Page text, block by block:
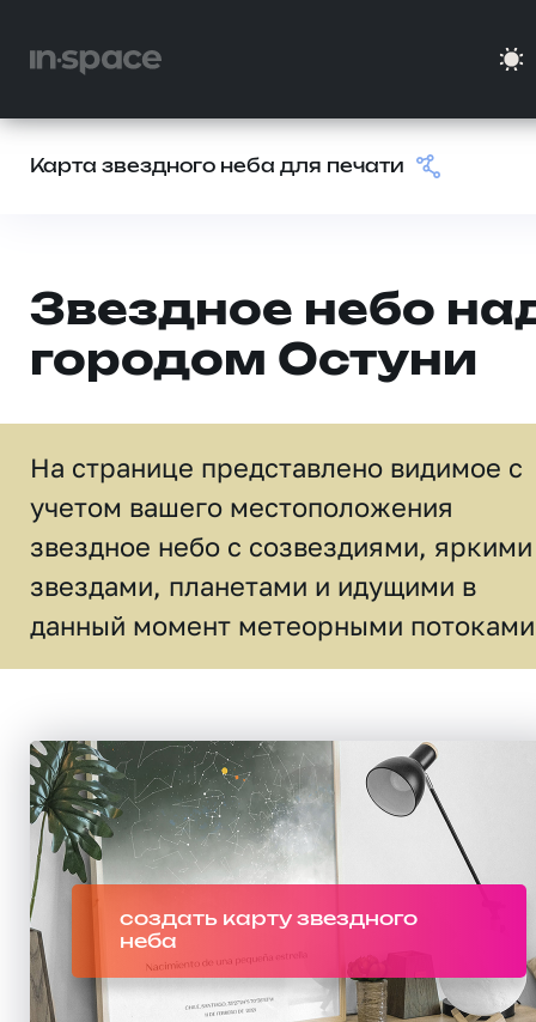
Карта звездного неба для печати
Звездное небо
городом Остуни
На странице представлено видимое c
учетом вашего местоположения
звездное небо c созвездиями, яркими
звездами, планетами и идущими в
данный момент метеорными
создать карту звездного
неба